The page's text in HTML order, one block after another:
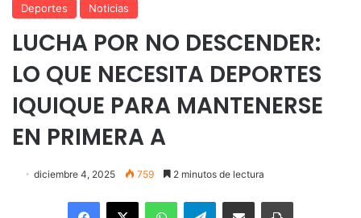
Deportes Noticias
LUCHA POR NO DESCENDER:
LO QUE NECESITA DEPORTES
IQUIQUE PARA MANTENERSE
EN PRIMERA A
diciembre 4, 2025 759 2 minutos de lectura
Facebook
X WhatsAppTelegramEnviar vía email Imprimir